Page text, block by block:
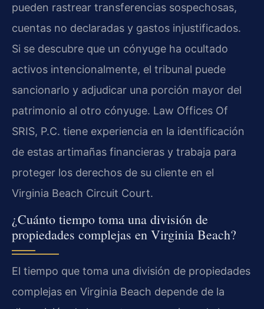
pueden rastrear transferencias sospechosas,
cuentas no declaradas y gastos injustificados.
Si se descubre que un cónyuge ha ocultado
activos intencionalmente, el tribunal puede
sancionarlo y adjudicar una porción mayor del
patrimonio al otro cónyuge. Law Offices Of
SRIS, P.C. tiene experiencia en la identificación
de estas artimañas financieras y trabaja para
proteger los derechos de su cliente en el
Virginia Beach Circuit Court.
¿Cuánto tiempo toma una división de
propiedades complejas en Virginia Beach?
El tiempo que toma una división de propiedades
complejas en Virginia Beach depende de la